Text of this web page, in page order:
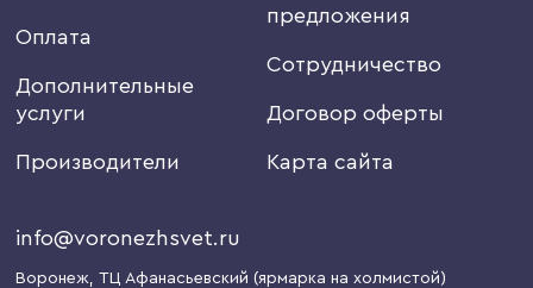
Оплата
Дополнительные
услуги
Производители
предложения
Сотрудничество
Договор оферты
Карта сайта
info@voronezhsvet.ru
Воронеж, ТЦ Афанасьевский (ярмарка на холмистой)